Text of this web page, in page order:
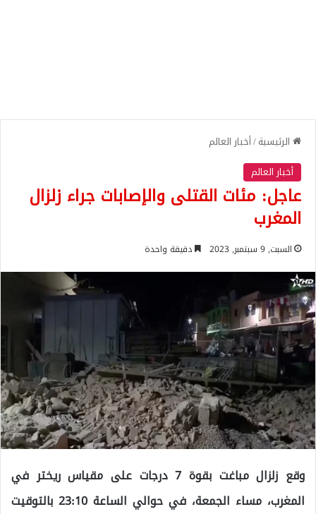
الرئيسية/أخبار العالم
أخبار العالم
عاجل: مئات القتلى والإصابات جراء زلزال
المغرب
السبت, 9 سبتمبر, 2023 دقيقة واحدة
وقع زلزال مباغت بقوة 7 درجات على مقياس ريختر في
المغرب، مساء الجمعة، في حوالي الساعة 23:10 بالتوقيت